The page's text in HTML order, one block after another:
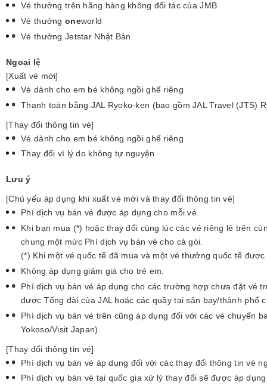
Vé thưởng trên hãng hàng không đối tác của JMB
Vé thưởng oneworld
Vé thưởng Jetstar Nhật Bản
Ngoại lệ
[Xuất vé mới]
Vé dành cho em bé không ngồi ghế riêng
Thanh toán bằng JAL Ryoko-ken (bao gồm JAL Travel (JTS)
[Thay đổi thông tin vé]
Vé dành cho em bé không ngồi ghế riêng
Thay đổi vì lý do không tự nguyện
Lưu ý
[Chủ yếu áp dụng khi xuất vé mới và thay đổi thông tin vé]
Phí dịch vụ bán vé được áp dụng cho mỗi vé.
Khi bạn mua (*) hoặc thay đổi cùng lúc các vé riêng lẻ trên
chung một mức Phí dịch vụ bán vé cho cả gói.
(*) Khi một vé quốc tế đã mua và một vé thưởng quốc tế
Không áp dụng giảm giá cho trẻ em.
Phí dịch vụ bán vé áp dụng cho các trường hợp chưa đặt vé
được Tổng đài của JAL hoặc các quầy tại sân bay/thành phố
Phí dịch vụ bán vé trên cũng áp dụng đối với các vé chuyến
Yokoso/Visit Japan).
[Thay đổi thông tin vé]
Phí dịch vụ bán vé áp dụng đối với các thay đổi thông tin vé
Phí dịch vụ bán vé tại quốc gia xử lý thay đổi sẽ được áp